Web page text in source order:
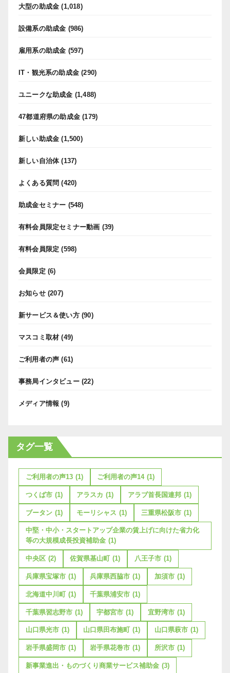
大型の助成金 (1,018)
設備系の助成金 (986)
雇用系の助成金 (597)
IT・観光系の助成金 (290)
ユニークな助成金 (1,488)
47都道府県の助成金 (179)
新しい助成金 (1,500)
新しい自治体(137)
よくある質問 (420)
助成金セミナー (548)
有料会員限定セミナー動画 (39)
有料会員限定 (598)
会員限定 (6)
お知らせ(207)
新サービス＆使い方(90)
マスコミ取材 (49)
ご利用者の声 (61)
事務局インタビュー(22)
メディア情報 (9)
タグ一覧
ご利用者の声13 (1) ご利用者の声14 (1)
つくば市 (1) アラスカ (1) アラブ首長国連邦 (1)
ブータン (1) モーリシャス (1) 三重県松阪市 (1)
中堅・中小・スタートアップ企業の賃上げに向けた省力化
等の大規模成長投資補助金 (1)
中央区 (2) 佐賀県基山町 (1) 八王子市 (1)
兵庫県宝塚市 (1) 兵庫県西脇市 (1) 加須市 (1)
北海道中川町 (1) 千葉県浦安市 (1)
千葉県習志野市 (1) 宇都宮市 (1) 宜野湾市 (1)
山口県光市 (1) 山口県田布施町 (1) 山口県萩市 (1)
岩手県盛岡市 (1) 岩手県花巻市 (1) 所沢市 (1)
新事業進出・ものづくり商業サービス補助金 (3)